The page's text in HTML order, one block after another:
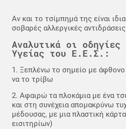
Αν και το τσίμπημά της είναι
σοβαρές αλλεργικές
Αναλυτικά οι οδηγίες
Υγείας του Ε.Ε.Σ.:
1. Ξεπλένω το σημείο με
να το τρίβω
2. Αφαιρώ τα πλοκάμια με ένα
και στη συνέχεια απομακρύνω
μέδουσας, με μια πλαστική
εισιτηρίων)